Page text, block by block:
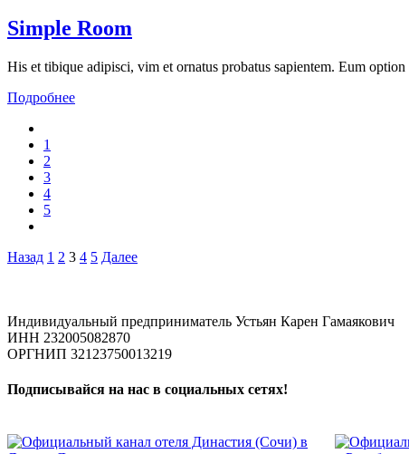
Simple Room
His et tibique adipisci, vim et ornatus probatus sapientem. Eum
Подробнее
1
2
3
4
5
Пагинация
Назад 1 2 3 4 5 Далее
Индивидуальный предприниматель Устьян Карен Гамаякович
ИНН 232005082870
ОРГНИП 32123750013219
Подписывайся на нас в социальных сетях!